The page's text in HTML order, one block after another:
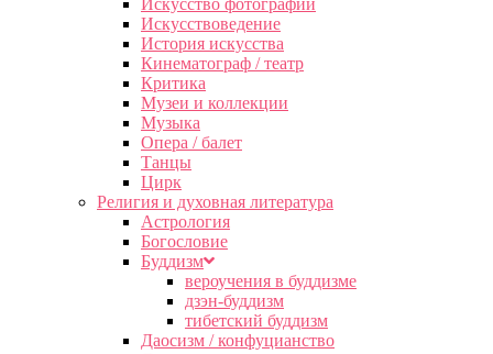
Искусство фотографии
Искусствоведение
История искусства
Кинематограф / театр
Критика
Музеи и коллекции
Музыка
Опера / балет
Танцы
Цирк
Религия и духовная литература
Астрология
Богословие
Буддизм
вероучения в буддизме
дзэн-буддизм
тибетский буддизм
Даосизм / конфуцианство